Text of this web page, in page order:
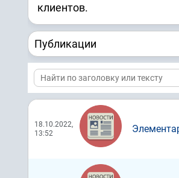
клиентов.
Публикации
18.10.2022,
13:52